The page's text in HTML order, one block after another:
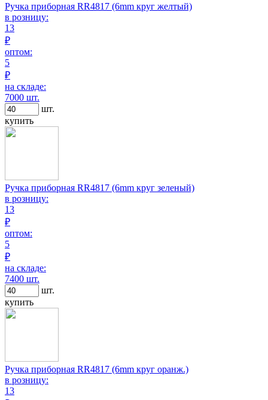
Ручка приборная RR4817 (6mm круг желтый)
в розницу:
13
₽
оптом:
5
₽
на складе:
7000 шт.
шт.
купить
Ручка приборная RR4817 (6mm круг зеленый)
в розницу:
13
₽
оптом:
5
₽
на складе:
7400 шт.
шт.
купить
Ручка приборная RR4817 (6mm круг оранж.)
в розницу:
13